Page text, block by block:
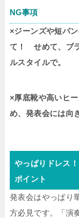
NG事項
×ジーンズや短パ
て！ せめて、ブ
ルスタイルで。
×厚底靴や高いヒ
め、発表会には向
やっぱりドレス
ポイント
発表会はやっぱり
方必見です。「演